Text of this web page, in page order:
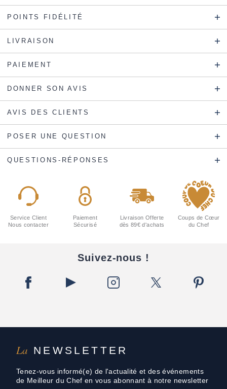
POINTS FIDÉLITÉ
LIVRAISON
PAIEMENT
DONNER SON AVIS
AVIS DES CLIENTS
POSER UNE QUESTION
QUESTIONS-RÉPONSES
La NEWSLETTER
Tenez-vous informé(e) de l'actualité et des événements
de Meilleur du Chef en vous abonnant à notre newsletter
Service Client
Nous contacter
Paiement
Sécurisé
Livraison Offerte
dès 89€ d'achats
Coups de Cœur
du Chef
Suivez-nous !